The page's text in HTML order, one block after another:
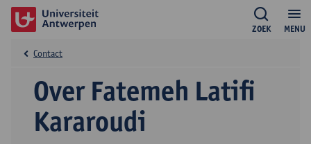
MENU
ZOEK
Over Fatemeh Latifi
Kararoudi
Contact